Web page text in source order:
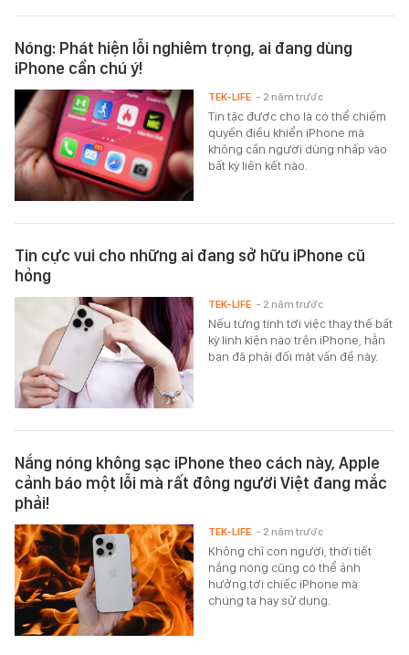
Nóng: Phát hiện lỗi nghiêm trọng, ai đang dùng
iPhone cần chú ý!
Tin tặc được cho là có thể chiếm
quyền điều khiển iPhone mà
không cần người dùng nhấp vào
bất kỳ liên kết nào.
TEK-LIFE - 2 năm trước
Tin cực vui cho những ai đang sở hữu iPhone cũ
hỏng
Nếu từng tính tới việc thay thế bất
kỳ linh kiện nào trên iPhone, hẳn
bạn đã phải đối mặt vấn đề này.
TEK-LIFE - 2 năm trước
Nắng nóng không sạc iPhone theo cách này, Apple
cảnh báo một lỗi mà rất đông người Việt đang mắc
phải!
Không chỉ con người, thời tiết
nắng nóng cũng có thể ảnh
hưởng tới chiếc iPhone mà
chúng ta hay sử dụng.
TEK-LIFE - 2 năm trước